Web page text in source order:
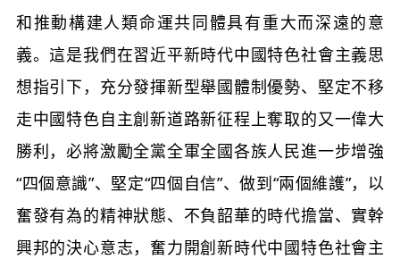
和推動構建人類命運共同體具有重大而深遠的意
義。這是我們在習近平新時代中國特色社會主義思
想指引下，充分發揮新型舉國體制優勢、堅定不移
走中國特色自主創新道路新征程上奪取的又一偉大
勝利，必將激勵全黨全軍全國各族人民進一步增強
“四個意識”、堅定“四個自信”、做到“兩個維護”，以
奮發有為的精神狀態、不負韶華的時代擔當、實幹
興邦的決心意志，奮力開創新時代中國特色社會主